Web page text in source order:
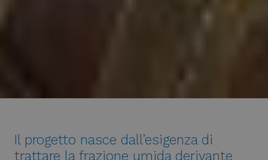
Il progetto nasce dall’esigenza di
trattare la frazione umida derivante